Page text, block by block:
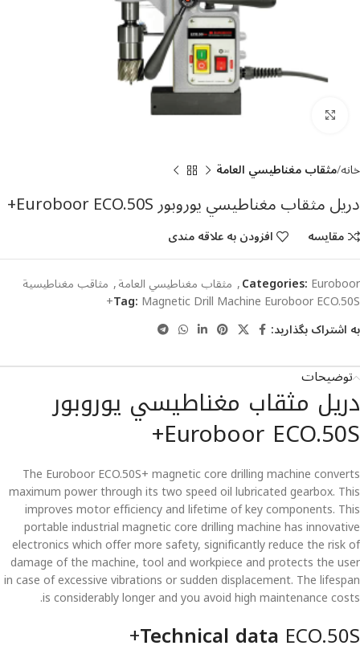
خانه مثقاب مغناطيسي العامة
دريل مثقاب مغناطيسي یوروبور Euroboor ECO.50S+
مقایسه افزودن به علاقه مندی
Categories: Euroboor
, مثقاب مغناطيسي العامة, مثاقب مغناطيسية
Tag: Magnetic Drill Machine Euroboor ECO.50S+
به اشتراک بگذارید:
توضیحات
دريل مثقاب مغناطيسي یوروبور
Euroboor ECO.50S+
The Euroboor ECO.50S+ magnetic core drilling machine converts
maximum power through its two speed oil lubricated gearbox. This
improves motor efficiency and lifetime of key components. This
portable industrial magnetic core drilling machine has innovative
electronics which offer more safety, significantly reduce the risk of
damage of the machine, tool and workpiece and protects the user
in case of excessive vibrations or sudden displacement. The lifespan
is considerably longer and you avoid high maintenance costs.
Technical data ECO.50S+